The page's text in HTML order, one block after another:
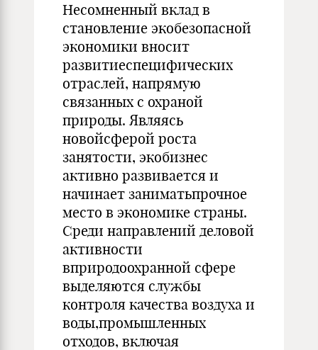
Несомненный вклад в
становление экобезопасной
экономики вносит
развитиеспецифических
отраслей, напрямую
связанных с охраной
природы. Являясь
новойсферой роста
занятости, экобизнес
активно развивается и
начинает заниматьпрочное
место в экономике страны.
Среди направлений деловой
активности
вприродоохранной сфере
выделяются службы
контроля качества воздуха и
воды,промышленных
отходов, включая